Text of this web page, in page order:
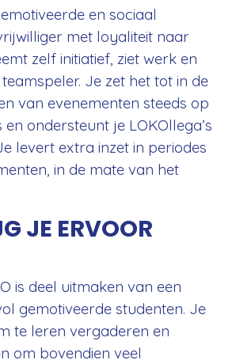
en sociaal
met loyaliteit naar
zelf initiatief, ziet werk en
Je zet het tot in de
van evenementen steeds op
ondersteunt je LOKOllega’s
levert extra inzet in periodes
in de mate van het
JE ERVOOR
is deel uitmaken van een
gemotiveerde studenten. Je
te leren vergaderen en
om bovendien veel